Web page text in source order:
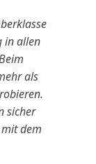
in allen
als
sicher
dem